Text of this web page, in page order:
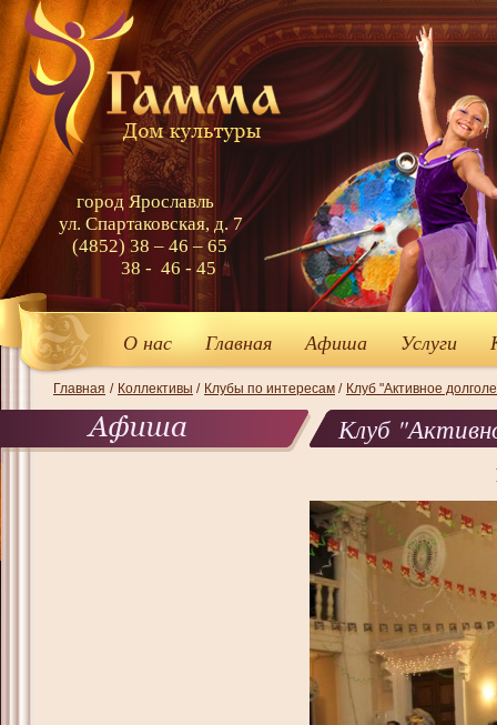
О нас Главная Афиша Услуги
город Ярославль
ул. Спартаковская, д. 7
(4852) 38 – 46 – 65
38 - 46 - 45
Главная / Коллективы / Клубы по интересам / Клуб "Активное
Клуб